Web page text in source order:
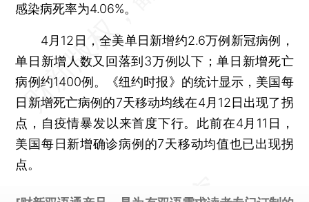
感染病死率为4.06%。
4月12日，全美单日新增约2.6万例新冠病例，
单日新增人数又回落到3万例以下；单日新增死亡
病例约1400例。《纽约时报》的统计显示，美国每
日新增死亡病例的7天移动均线在4月12日出现了拐
点，自疫情暴发以来首度下行。此前在4月11日，
美国每日新增确诊病例的7天移动均值也已出现拐
点。